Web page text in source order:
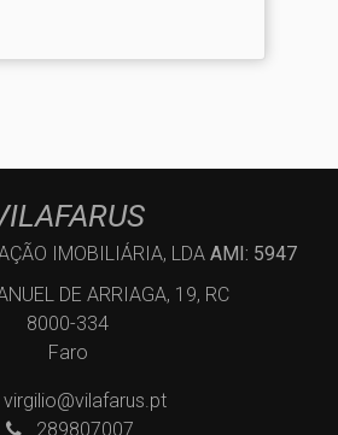
IMOBILIÁRIA, LDA AMI: 5947
DE ARRIAGA, 19, RC
8000-334
Faro
virgilio@vilafarus.pt
289807007